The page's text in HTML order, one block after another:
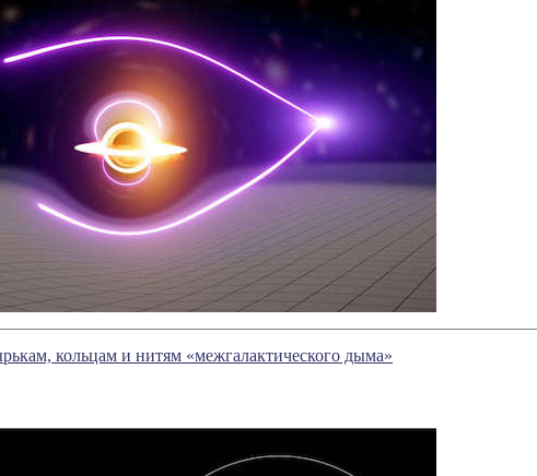
кольцам и нитям «межгалактического дыма»